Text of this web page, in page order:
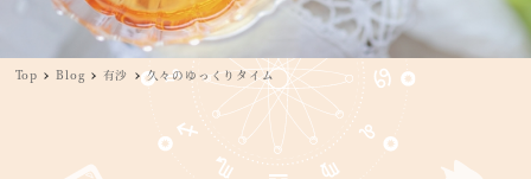
Top Blog 有沙 久々のゆっくりタイム